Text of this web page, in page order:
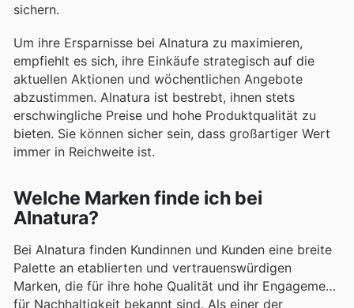
sichern.
Um ihre Ersparnisse bei Alnatura zu maximieren,
empfiehlt es sich, ihre Einkäufe strategisch auf die
aktuellen Aktionen und wöchentlichen Angebote
abzustimmen. Alnatura ist bestrebt, ihnen stets
erschwingliche Preise und hohe Produktqualität zu
bieten. Sie können sicher sein, dass großartiger Wert
immer in Reichweite ist.
Welche Marken finde ich bei
Alnatura?
Bei Alnatura finden Kundinnen und Kunden eine breite
Palette an etablierten und vertrauenswürdigen
Marken, die für ihre hohe Qualität und ihr Engagement
für Nachhaltigkeit bekannt sind. Als einer der